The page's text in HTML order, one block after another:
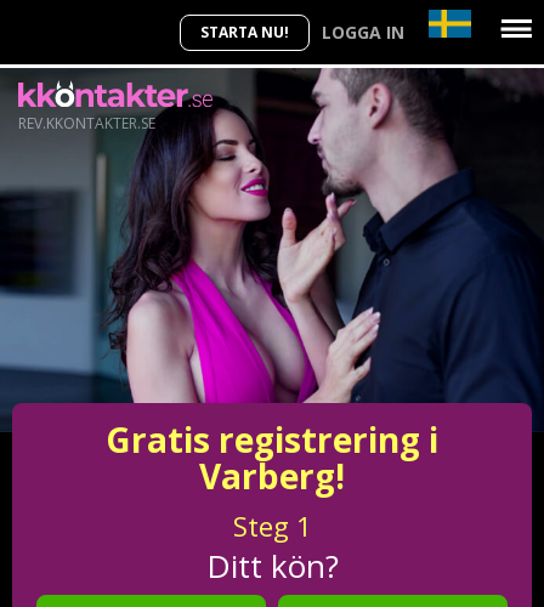
STARTA NU! LOGGA IN
REV.KKONTAKTER.SE
Gratis registrering i
Varberg!
Steg 1
Ditt kön?